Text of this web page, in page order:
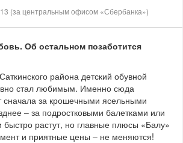
Об остальном позаботится
района детский обувной
стал любимым. Именно сюда
сначала за крошечными ясельными
– за подростковыми балетками или
быстро растут, но главные плюсы «Балу»
и приятные цены – не меняются!